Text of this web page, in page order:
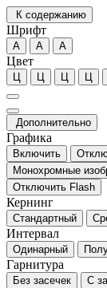
К содержанию
Шрифт
А А А
Цвет
Ц Ц Ц Ц
Дополнительно
Графика
Включить
Монохромные
Отключить Flash
Кернинг
Стандартный
Интервал
Одинарный
Гарнитура
Без засечек С